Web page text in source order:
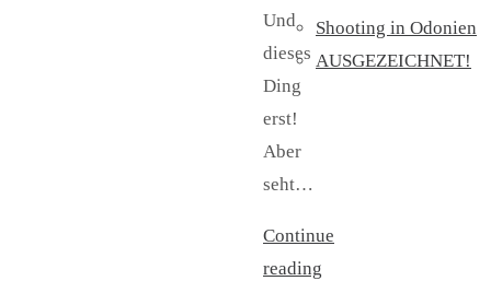
Und
dieses
Ding
erst!
Aber
seht…
Continue
reading
Shooting in Odonien
AUSGEZEICHNET!